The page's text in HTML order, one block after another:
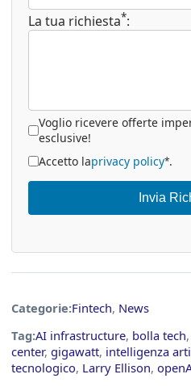
La tua richiesta*:
Voglio ricevere offerte
esclusive!
Accetto laprivacy policy*.
Invia
Categorie:Fintech, News
Tag:AI infrastructure, bolla tech,
center, gigawatt, intelligenza
tecnologico, Larry Ellison,